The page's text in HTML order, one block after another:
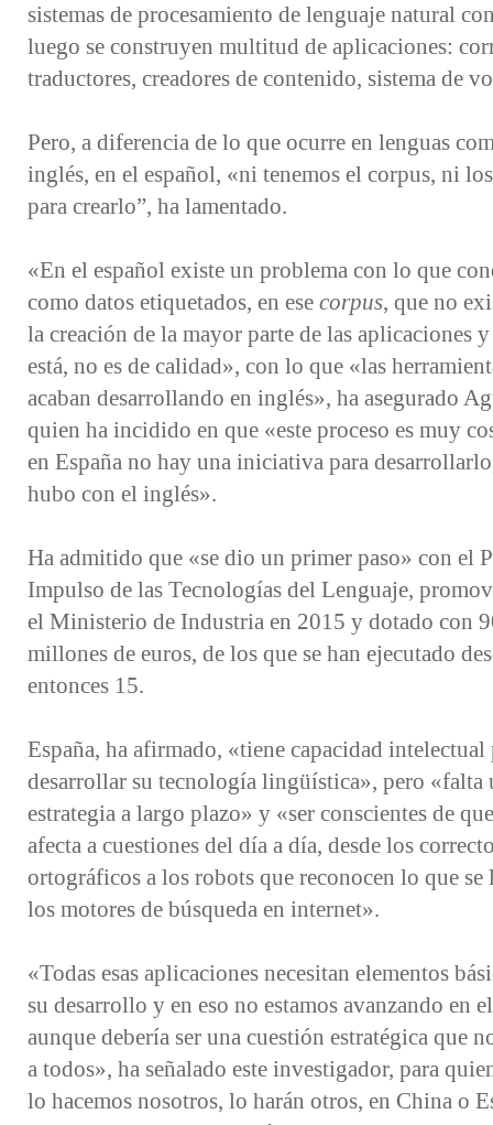
sistemas de procesamiento de lenguaje natural
luego se construyen multitud de aplicaciones:
traductores, creadores de contenido, sistema de
Pero, a diferencia de lo que ocurre en lenguas
inglés, en el español, «ni tenemos el corpus, ni
para crearlo”, ha lamentado.
«En el español existe un problema con lo que
como datos etiquetados, en ese corpus, que no
la creación de la mayor parte de las aplicaciones
está, no es de calidad», con lo que «las
acaban desarrollando en inglés», ha asegurado
quien ha incidido en que «este proceso es muy
en España no hay una iniciativa para
hubo con el inglés».
Ha admitido que «se dio un primer paso» con el
Impulso de las Tecnologías del Lenguaje,
el Ministerio de Industria en 2015 y dotado con
millones de euros, de los que se han ejecutado
entonces 15.
España, ha afirmado, «tiene capacidad intelectual
desarrollar su tecnología lingüística», pero «falta
estrategia a largo plazo» y «ser conscientes de
afecta a cuestiones del día a día, desde los
ortográficos a los robots que reconocen lo que se
los motores de búsqueda en internet».
«Todas esas aplicaciones necesitan elementos
su desarrollo y en eso no estamos avanzando en
aunque debería ser una cuestión estratégica que
a todos», ha señalado este investigador, para
lo hacemos nosotros, lo harán otros, en China o